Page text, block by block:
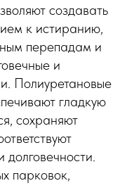
создавать
к истиранию,
перепадам и
и
Полиуретановые
гладкую
сохраняют
парковок,